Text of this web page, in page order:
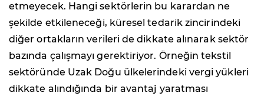
etmeyecek. Hangi sektörlerin bu karardan ne
şekilde etkileneceği, küresel tedarik zincirindeki
diğer ortakların verileri de dikkate alınarak sektör
bazında çalışmayı gerektiriyor. Örneğin tekstil
sektöründe Uzak Doğu ülkelerindeki vergi yükleri
dikkate alındığında bir avantaj yaratması